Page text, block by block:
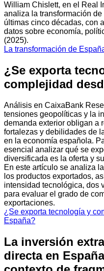
William Chislett, en el Real
analiza la transformación
últimas cinco décadas, con
datos sobre economía,
(2025).
La transformación de
¿Se exporta
complejidad
Análisis en CaixaBank
tensiones geopolíticas y la
demanda exterior obligan a
fortalezas y debilidades de
en la economía española.
esencial analizar qué se
diversificada es la oferta y
En este artículo se analiza
los productos exportados,
intensidad tecnológica, dos
para evaluar el grado de
exportaciones.
¿Se exporta tecnología y
España?
La inversión
directa en